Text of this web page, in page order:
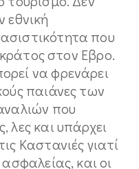
εθνική
που
κράτος στον Εβρο.
να φρενάρει
παιάνες των
που
λες και υπάρχει
Καστανιές γιατί
και οι